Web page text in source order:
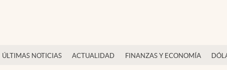
ÚLTIMAS NOTICIAS ACTUALIDAD FINANZAS Y ECONOMÍA
Actualidad